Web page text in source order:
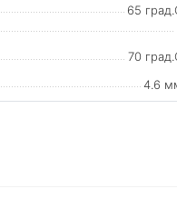
65
70
4.6